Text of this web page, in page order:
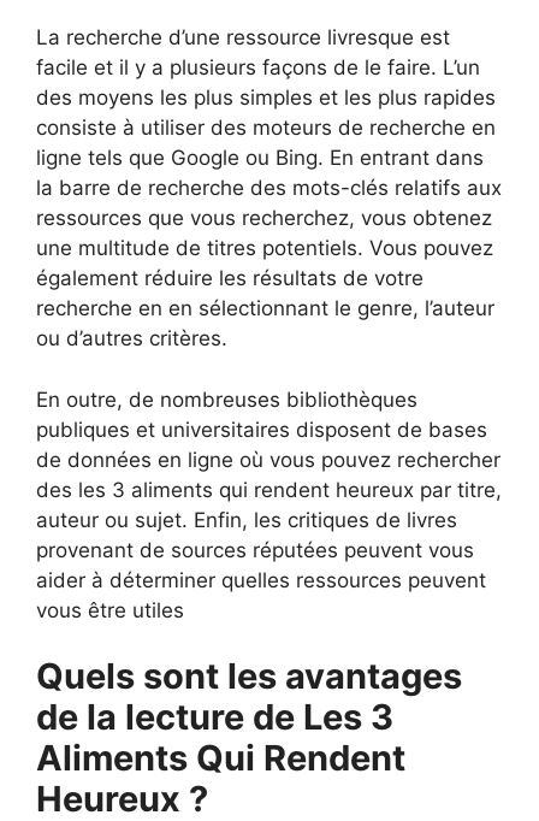
La recherche d’une ressource livresque est
facile et il y a plusieurs façons de le faire. L’un
des moyens les plus simples et les plus rapides
consiste à utiliser des moteurs de recherche en
ligne tels que Google ou Bing. En entrant dans
la barre de recherche des mots-clés relatifs aux
ressources que vous recherchez, vous obtenez
une multitude de titres potentiels. Vous pouvez
également réduire les résultats de votre
recherche en en sélectionnant le genre, l’auteur
ou d’autres critères.
En outre, de nombreuses bibliothèques
publiques et universitaires disposent de bases
de données en ligne où vous pouvez rechercher
des les 3 aliments qui rendent heureux par titre,
auteur ou sujet. Enfin, les critiques de livres
provenant de sources réputées peuvent vous
aider à déterminer quelles ressources peuvent
vous être utiles
Quels sont les avantages
de la lecture de Les 3
Aliments Qui Rendent
Heureux ?